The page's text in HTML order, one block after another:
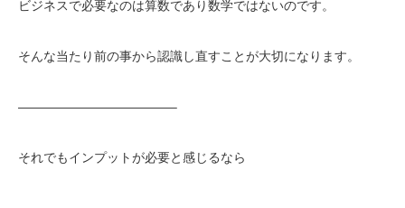
ビジネスで必要なのは算数であり数学ではないのです。
そんな当たり前の事から認識し直すことが大切になります。
————————————–
それでもインプットが必要と感じるなら